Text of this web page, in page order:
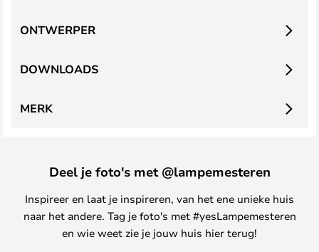
ONTWERPER
DOWNLOADS
MERK
Deel je foto's met @lampemesteren
Inspireer en laat je inspireren, van het ene unieke huis
naar het andere. Tag je foto's met #yesLampemesteren
en wie weet zie je jouw huis hier terug!